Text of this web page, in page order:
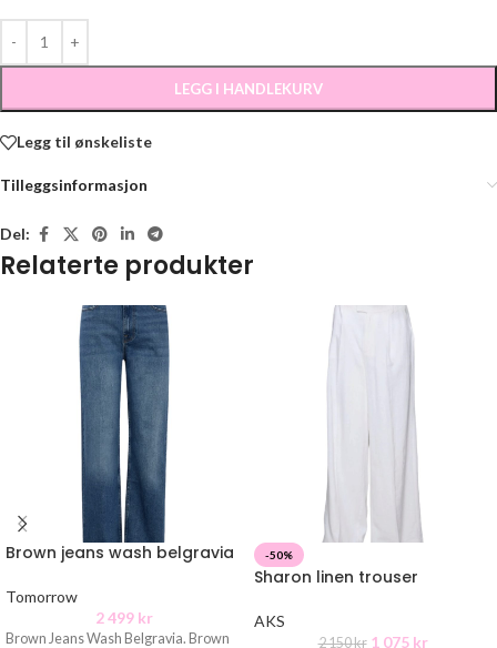
LEGG I HANDLEKURV
Legg til ønskeliste
Tilleggsinformasjon
Del:
Relaterte produkter
Brown jeans wash belgravia
Tomorrow
2 499 kr
Brown Jeans Wash Belgravia. Brown
-50%
Sharon linen trouser
AKS
2 150kr 1 075 kr